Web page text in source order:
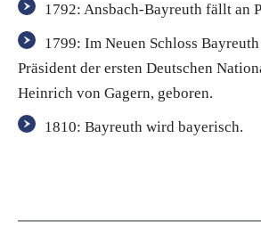
1792: Ansbach-Bayreuth fällt an
1799: Im Neuen Schloss
Präsident der ersten Deutschen
Heinrich von Gagern, geboren.
1810: Bayreuth wird bayerisch.